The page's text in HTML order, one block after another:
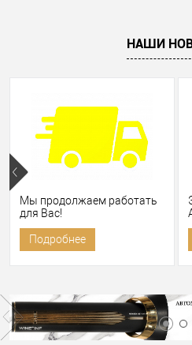
НАШИ
Мы продолжаем работать
для Вас!
Подробнее